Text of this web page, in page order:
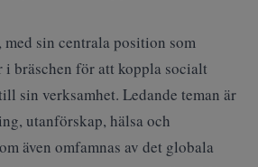
med sin centrala position som
i bräschen för att koppla socialt
sin verksamhet. Ledande teman är
utanförskap, hälsa och
även omfamnas av det globala